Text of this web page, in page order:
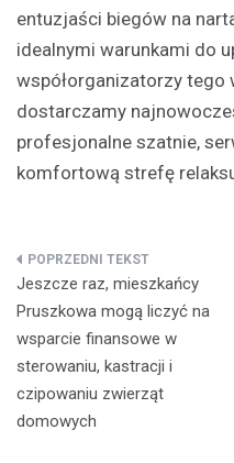
entuzjaści biegów na
idealnymi warunkami do
współorganizatorzy tego
dostarczamy
profesjonalne szatnie,
komfortową strefę
Nawigacja
wpisu
Jeszcze raz, mieszkańcy
Pruszkowa mogą liczyć na
wsparcie finansowe w
sterowaniu, kastracji i
czipowaniu zwierząt
domowych